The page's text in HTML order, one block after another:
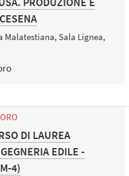
Malatestiana, Sala Lignea,
DI LAUREA
EDILE -
4)